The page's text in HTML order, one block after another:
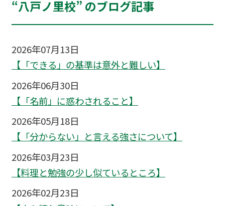
“八戸ノ里校” のブログ記事
2026年07月13日
【「できる」の基準は意外と難しい】
2026年06月30日
【「名前」に惑わされること】
2026年05月18日
【「分からない」と言える強さについて】
2026年03月23日
【料理と勉強の少し似ているところ】
2026年02月23日